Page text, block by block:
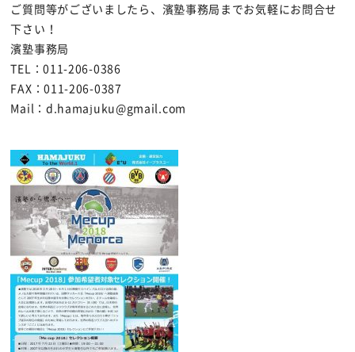
ご質問等がございましたら、濱塾事務局までお気軽にお問合せ
下さい！
濱塾事務局
TEL：011-206-0386
FAX：011-206-0387
Mail：d.hamajuku@gmail.com